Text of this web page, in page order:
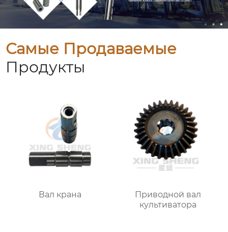
Самые Продаваемые
Продукты
Вал крана
Приводной вал
культиватора